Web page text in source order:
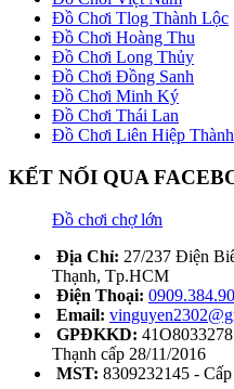
Đồ Chơi Tlog Thành Lộc
Đồ Chơi Hoàng Thu
Đồ Chơi Long Thủy
Đồ Chơi Đồng Sanh
Đồ Chơi Minh Ký
Đồ Chơi Thái Lan
Đồ Chơi Liên Hiệp Thành
KẾT NỐI QUA
Đồ chơi chợ lớn
Địa Chỉ: 27/237 Điện
Thạnh, Tp.HCM
Điện Thoại:
Email:
GPĐKKD:
Thạnh cấp 28/11/2016
MST: 8309232145 -